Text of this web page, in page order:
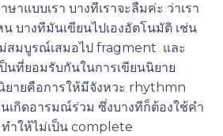
าแบบเรา บางทีเราจะลืมค่ะ ว่าเรา
บางทีมันเขียนไปเองอัตโนมัติ เช่น
สมบูรณ์เสมอไป fragment และ
ที่ยอมรับกันในการเขียนนิยาย
ยายคือการให้มีจังหวะ rhythmn
เกิดอารมณ์ร่วม ซึ่งบางทีก็ต้องใช้คำ
ำให้ไม่เป็น complete